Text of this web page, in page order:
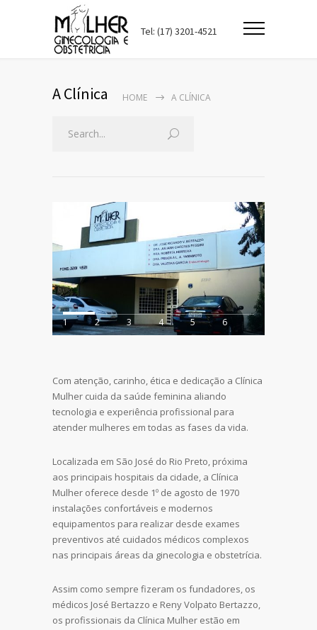
Tel: (17) 3201-4521
A Clínica HOME A CLÍNICA
1 2 3 4 5 6
Com atenção, carinho, ética e dedicação a Clínica
Mulher cuida da saúde feminina aliando
tecnologia e experiência profissional para
atender mulheres em todas as fases da vida.
Localizada em São José do Rio Preto, próxima
aos principais hospitais da cidade, a Clínica
Mulher oferece desde 1º de agosto de 1970
instalações confortáveis e modernos
equipamentos para realizar desde exames
preventivos até cuidados médicos complexos
nas principais áreas da ginecologia e obstetrícia.
Assim como sempre fizeram os fundadores, os
médicos José Bertazzo e Reny Volpato Bertazzo,
os profissionais da Clínica Mulher estão em